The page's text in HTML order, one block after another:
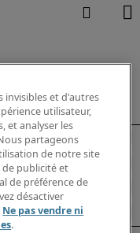
invisibles et d'autres
utilisateur,
et analyser les
partageons
de notre site
de publicité et
de préférence de
désactiver
Ne pas vendre ni
.